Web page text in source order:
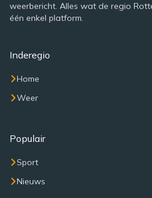
weerbericht. Alles wat de regio
één enkel platform.
Inderegio
Home
Weer
Populair
Sport
Nieuws